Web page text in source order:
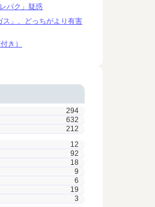
パク」疑惑
ス」、どっちがより有害
き）
294
632
212
12
92
18
9
6
19
3